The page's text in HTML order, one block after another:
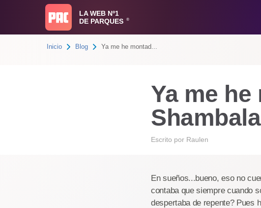
LA WEB Nº1
DE PARQUES
®
Inicio Blog Ya me he montad...
Ya me
Escrito por Raulen
En sueños...bueno, eso no
contaba que siempre cuando
despertaba de repente? Pues